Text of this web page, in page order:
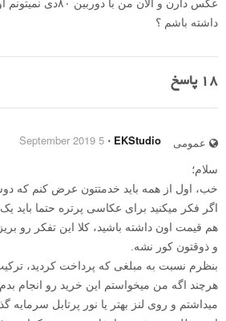
داشته باشم ؟
18 پاسخ
عمومی EKStudio
⋅
5 September 2019
سلام؛
خب، اول از همه باید خدمتتون عرض کنم که
اگر فکر میکنید برای عکاسی پرتره حتما باید
هم قیمت اون داشته باشید، کلا این تفکر رو
و ذوقتون کور نشه.
بنظرم نسبت به مبلغی که پرداخت کردید،
هرچند اگه من میخواستم این خرید رو انجام
میداشتم و روی لنز بهتر یا نور پرتابل سرمایه